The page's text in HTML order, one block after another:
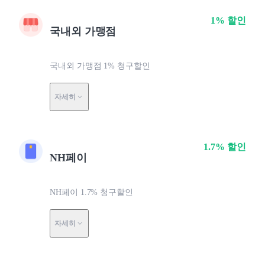
국내외 가맹점
국내외 가맹점 1% 청구할인
자세히
1% 할인
NH페이
NH페이 1.7% 청구할인
자세히
1.7% 할인